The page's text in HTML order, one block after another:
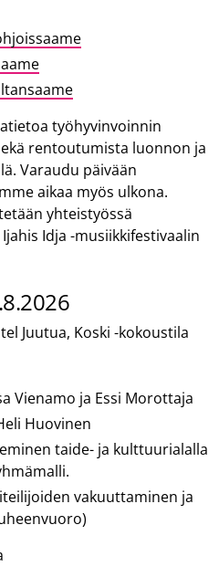
työhyvinvoinnin
rentoutumista luonnon ja
Varaudu päivään
aikaa myös ulkona.
yhteistyössä
Idja -musiikkifestivaalin
Juutua, Koski -kokoustila
Vienamo ja Essi Morottaja
Huovinen
taide- ja kulttuurialalla
vakuuttaminen ja